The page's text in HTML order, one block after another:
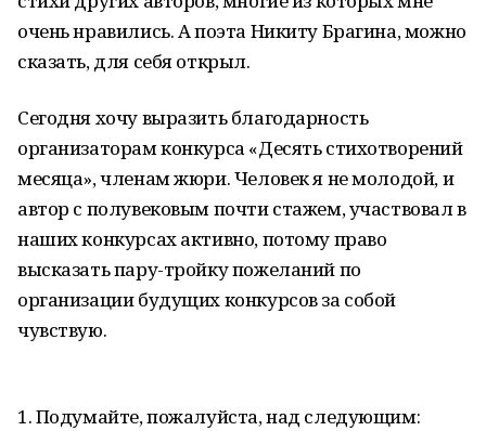
очень нравились. А поэта Никиту Брагина, можно
сказать, для себя открыл.
Сегодня хочу выразить благодарность
организаторам конкурса «Десять стихотворений
месяца», членам жюри. Человек я не молодой, и
автор с полувековым почти стажем, участвовал в
наших конкурсах активно, потому право
высказать пару-тройку пожеланий по
организации будущих конкурсов за собой
чувствую.
1. Подумайте, пожалуйста, над следующим: